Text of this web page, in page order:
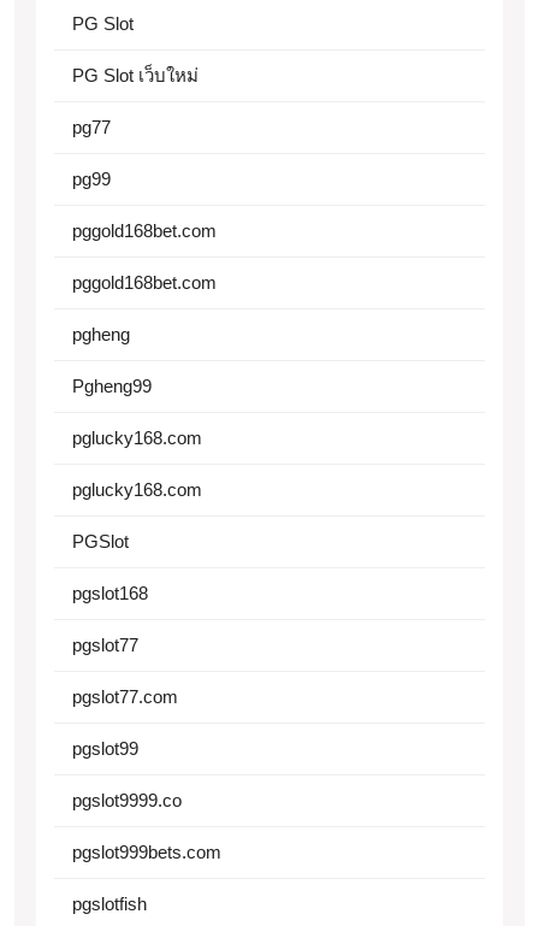
PG Slot
PG Slot เว็บใหม่
pg77
pg99
pggold168bet.com
pggold168bet.com
pgheng
Pgheng99
pglucky168.com
pglucky168.com
PGSlot
pgslot168
pgslot77
pgslot77.com
pgslot99
pgslot9999.co
pgslot999bets.com
pgslotfish